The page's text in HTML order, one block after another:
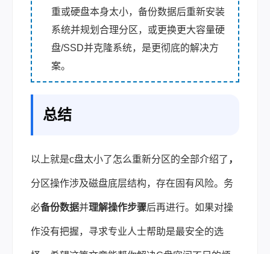
重或硬盘本身太小，备份数据后重新安装
系统并规划合理分区，或更换更大容量硬
盘/SSD并克隆系统，是更彻底的解决方
案。
总结
以上就是c盘太小了怎么重新分区的全部介绍了 ，
分区操作涉及磁盘底层结构，存在固有风险。务
必备份数据并理解操作步骤后再进行。如果对操
作没有把握，寻求专业人士帮助是最安全的选